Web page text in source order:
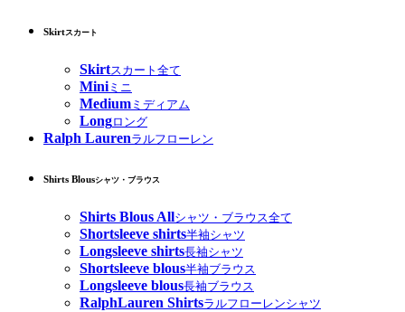
Skirtスカート
Skirtスカート全て
Miniミニ
Medium ミディアム
Longロング
Ralph Laurenラルフローレン
Shirts Blousシャツ・ブラウス
Shirts Blous Allシャツ・ブラウス全て
Shortsleeve shirts半袖シャツ
Longsleeve shirts長袖シャツ
Shortsleeve blous半袖ブラウス
Longsleeve blous長袖ブラウス
RalphLauren Shirtsラルフローレンシャツ